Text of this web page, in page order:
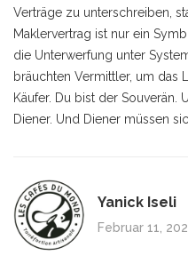
Verträge zu unterschreiben,
Maklervertrag ist nur ein
die Unterwerfung unter
bräuchten Vermittler, um das
Käufer. Du bist der Souverän.
Diener. Und Diener müssen
Yanick Iseli
Februar 11,